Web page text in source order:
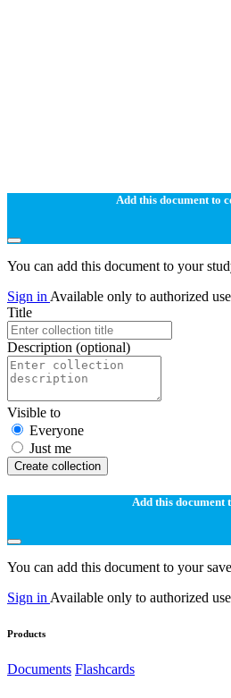
Add this document to
You can add this document to your
Sign in Available only to authorized
Title
Description (optional)
Visible to
Everyone
Just me
Create collection
Add this document
You can add this document to your
Sign in Available only to authorized
Products
Documents Flashcards